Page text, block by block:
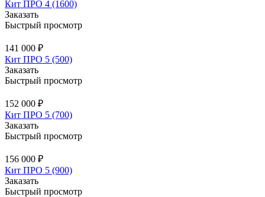
Кит ПРО 4 (1600)
Заказать
Быстрый просмотр
141 000 ₽
Кит ПРО 5 (500)
Заказать
Быстрый просмотр
152 000 ₽
Кит ПРО 5 (700)
Заказать
Быстрый просмотр
156 000 ₽
Кит ПРО 5 (900)
Заказать
Быстрый просмотр